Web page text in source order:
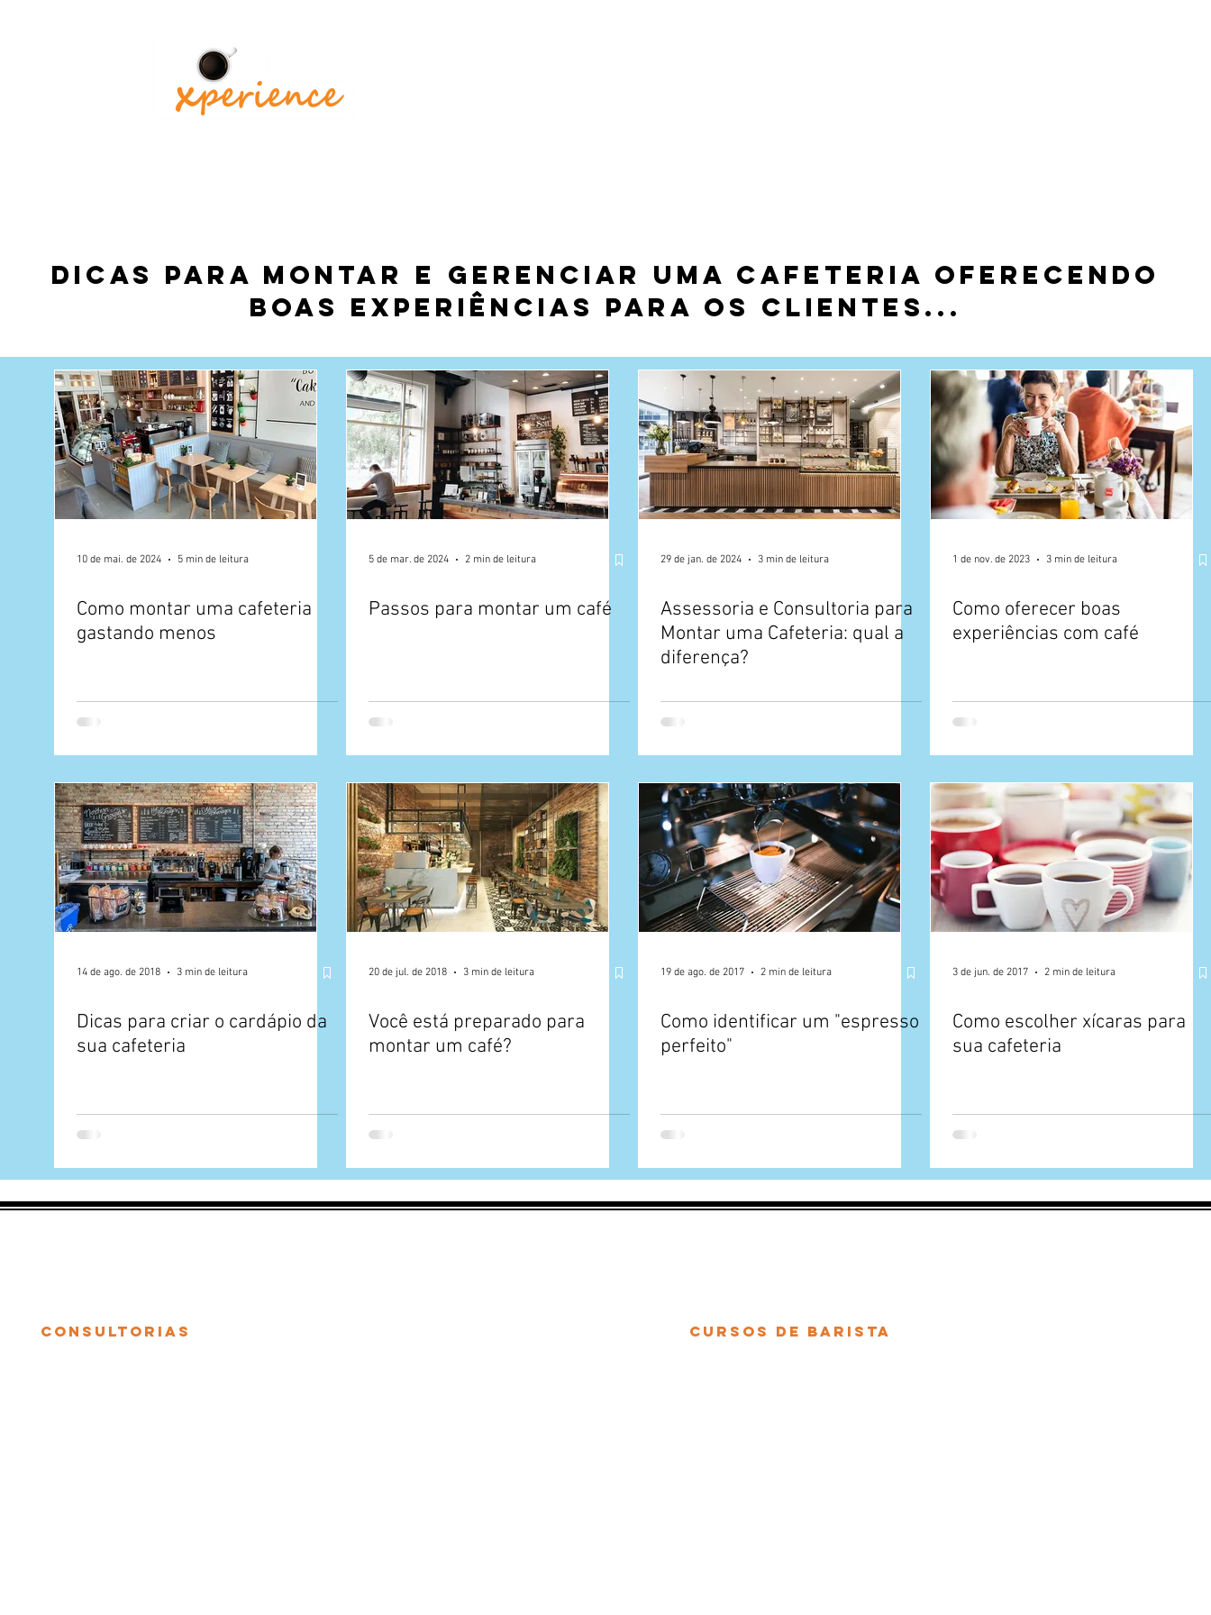
Dicas para montar e gerenciar uma cafeteria oferecendo
boas experiências para os clientes...
10 de mai. de 2024 5 min de leitura
Como montar uma cafeteria
gastando menos
5 de mar. de 2024 2 min de leitura
Passos para montar um café
29 de jan. de 2024 3 min de leitura
Assessoria e Consultoria para
Montar uma Cafeteria: qual a
diferença?
1 de nov. de 2023 3 min de leitura
Como oferecer boas
experiências com café
14 de ago. de 2018 3 min de leitura
Dicas para criar o cardápio da
sua cafeteria
20 de jul. de 2018 3 min de leitura
Você está preparado para
montar um café?
19 de ago. de 2017 2 min de leitura
Como identificar um "espresso
perfeito"
3 de jun. de 2017 2 min de leitura
Como escolher xícaras para
sua cafeteria
Consultorias Cursos de Barista